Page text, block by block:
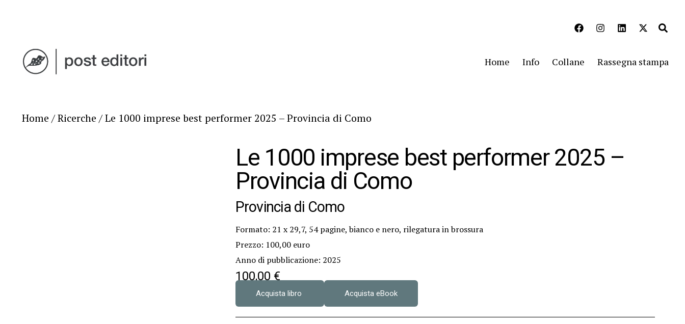
Home Info Collane Rassegna stampa
Home /Ricerche / Le 1000 imprese best performer 2025 – Provincia di Como
Le 1000 imprese best performer 2025 –
Provincia di Como
Provincia di Como
Formato: 21 x 29,7, 54 pagine, bianco e nero, rilegatura in brossura
Prezzo: 100,00 euro
Anno di pubblicazione: 2025
100,00 €
Acquista libro Acquista eBook